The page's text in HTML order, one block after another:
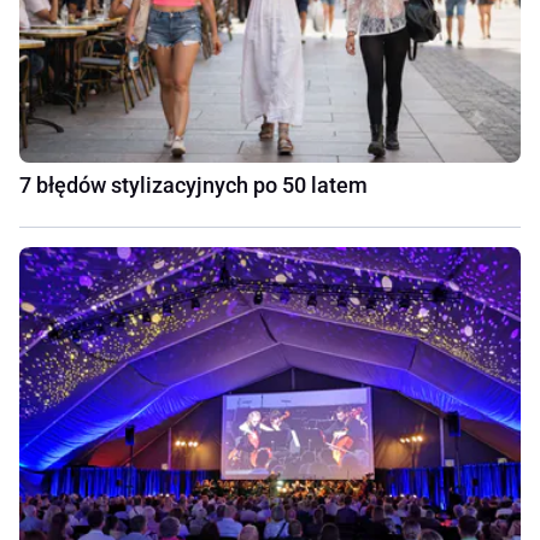
7 błędów stylizacyjnych po 50 latem